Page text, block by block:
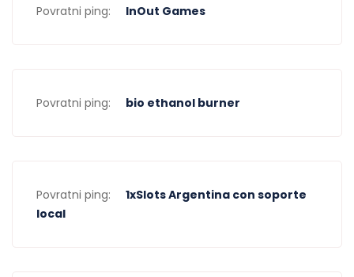
Povratni ping: InOut Games
Povratni ping: bio ethanol burner
Povratni ping:
1xSlots Argentina con soporte
local